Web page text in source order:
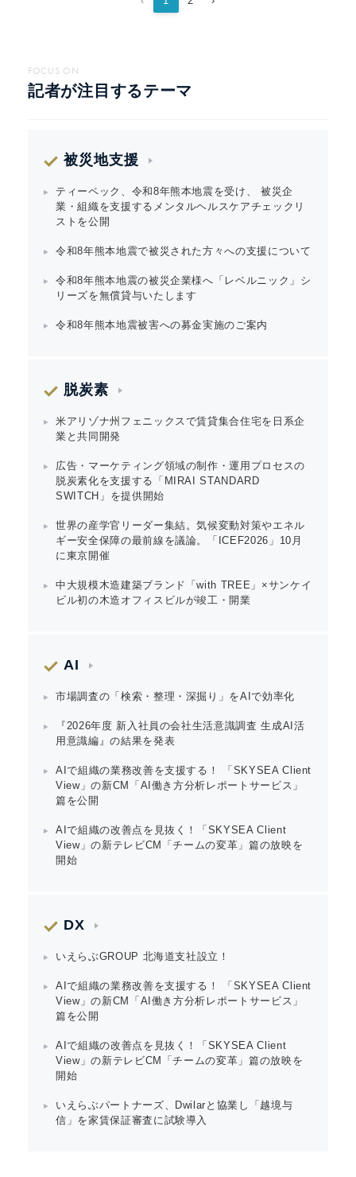
FOCUS ON
記者が注目するテーマ
被災地支援
ティーペック、令和8年熊本地震を受け、 被災企
業・組織を支援するメンタルヘルスケアチェックリ
ストを公開
令和8年熊本地震で被災された方々への支援について
令和8年熊本地震の被災企業様へ「レベルニック」シ
リーズを無償貸与いたします
令和8年熊本地震被害への募金実施のご案内
脱炭素
米アリゾナ州フェニックスで賃貸集合住宅を日系企
業と共同開発
広告・マーケティング領域の制作・運用プロセスの
脱炭素化を支援する「MIRAI STANDARD
SWITCH」を提供開始
世界の産学官リーダー集結。気候変動対策やエネル
ギー安全保障の最前線を議論。「ICEF2026」10月
に東京開催
中大規模木造建築ブランド「with TREE」×サンケイ
ビル初の木造オフィスビルが竣工・開業
AI
市場調査の「検索・整理・深掘り」をAIで効率化
『2026年度 新入社員の会社生活意識調査 生成AI活
用意識編』の結果を発表
AIで組織の業務改善を支援する！ 「SKYSEA Client
View」の新CM「AI働き方分析レポートサービス」
篇を公開
AIで組織の改善点を見抜く！「SKYSEA Client
View」の新テレビCM「チームの変革」篇の放映を
開始
DX
いえらぶGROUP 北海道支社設立！
AIで組織の業務改善を支援する！ 「SKYSEA Client
View」の新CM「AI働き方分析レポートサービス」
篇を公開
AIで組織の改善点を見抜く！「SKYSEA Client
View」の新テレビCM「チームの変革」篇の放映を
開始
いえらぶパートナーズ、Dwilarと協業し「越境与
信」を家賃保証審査に試験導入
Japanese
English